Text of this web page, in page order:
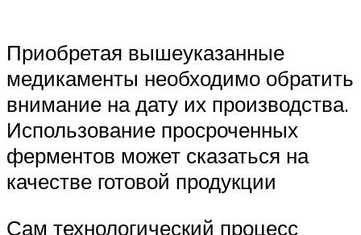
Приобретая вышеуказанные
медикаменты необходимо обратить
внимание на дату их производства.
Использование просроченных
ферментов может сказаться на
качестве готовой продукции
Сам технологический процесс